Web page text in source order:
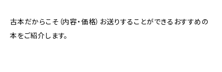
古本だからこそ（内容・価格）お送りすることができるおすすめの
本をご紹介します。